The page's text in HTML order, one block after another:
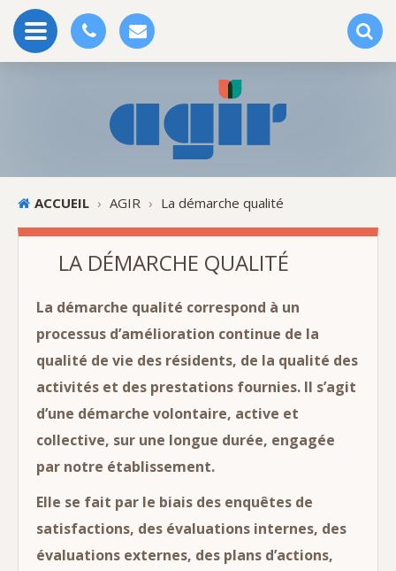
ACCUEIL › AGIR › La démarche qualité
LA DÉMARCHE QUALITÉ
La démarche qualité correspond à un
processus d’amélioration continue de la
qualité de vie des résidents, de la qualité des
activités et des prestations fournies. Il s’agit
d’une démarche volontaire, active et
collective, sur une longue durée, engagée
par notre établissement.
Elle se fait par le biais des enquêtes de
satisfactions, des évaluations internes, des
évaluations externes, des plans d’actions,